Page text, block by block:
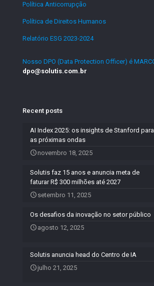
Política Anticorrupção
Política de Direitos Humanos
Relatório ESG 2023-2024.
Nosso DPO (Data Protection Officer) é
dpo@solutis.com.br
Recent posts
AI Index 2025: os insights de Stanford para
as próximas ondas
novembro 18, 2025
Solutis faz 15 anos e anuncia meta de
faturar R$ 300 milhões até 2027
setembro 11, 2025
Os desafios da inovação no setor público
agosto 12, 2025
Solutis anuncia head do Centro de IA
julho 21, 2025